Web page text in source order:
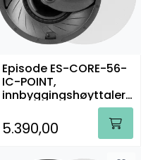
Episode ES-CORE-56-
IC-POINT,
innbyggingshøyttaler,
5.390,00